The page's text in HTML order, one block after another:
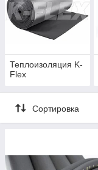
Теплоизоляция K-
Flex
Сортировка